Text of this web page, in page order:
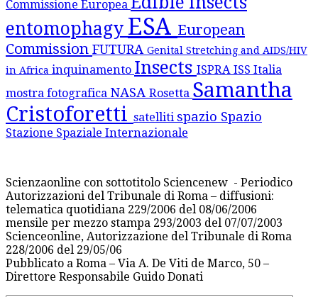
Commissione Europea
entomophagy ESA European
Commission FUTURA Genital Stretching and AIDS/HIV
in Africa inquinamento Insects ISPRA ISS Italia
mostra fotografica NASA Rosetta Samantha
Cristoforetti satelliti spazio Spazio
Stazione Spaziale Internazionale
Scienzaonline con sottotitolo Sciencenew - Periodico
Autorizzazioni del Tribunale di Roma – diffusioni:
telematica quotidiana 229/2006 del 08/06/2006
mensile per mezzo stampa 293/2003 del 07/07/2003
Scienceonline, Autorizzazione del Tribunale di Roma
228/2006 del 29/05/06
Pubblicato a Roma – Via A. De Viti de Marco, 50 –
Direttore Responsabile Guido Donati